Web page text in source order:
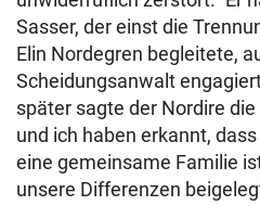
Sasser, der einst die
Elin Nordegren begleitete,
Scheidungsanwalt
später sagte der Nordire die
und ich haben erkannt,
eine gemeinsame Familie
unsere Differenzen